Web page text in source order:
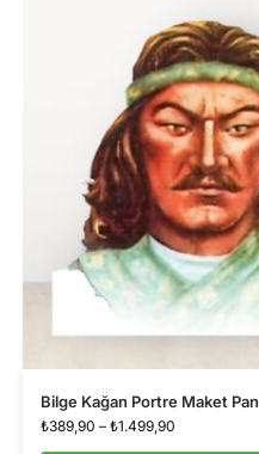
Bilge Kağan Portre Maket
₺389,90 – ₺1.499,90